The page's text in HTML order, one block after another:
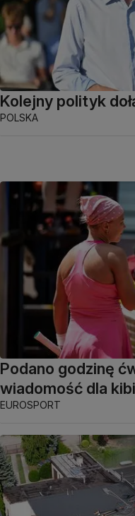
Kolejny polityk
POLSKA
Podano godzinę
wiadomość dla
EUROSPORT